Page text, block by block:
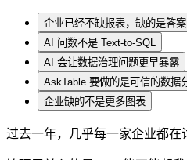
企业已经不缺报表，缺的是答案
AI 问数不是 Text-to-SQL
AI 会让数据治理问题更早暴露
AskTable 要做的是可信的数据
企业缺的不是更多图表
过去一年，几乎每一家企业都在